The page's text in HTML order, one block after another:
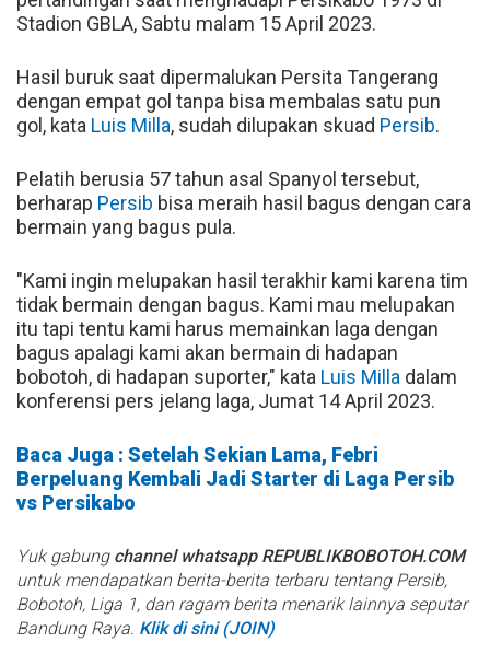
Stadion GBLA, Sabtu malam 15 April 2023.
Hasil buruk saat dipermalukan Persita Tangerang
dengan empat gol tanpa bisa membalas satu pun
gol, kata Luis Milla, sudah dilupakan skuad Persib.
Pelatih berusia 57 tahun asal Spanyol tersebut,
berharap Persib bisa meraih hasil bagus dengan cara
bermain yang bagus pula.
"Kami ingin melupakan hasil terakhir kami karena tim
tidak bermain dengan bagus. Kami mau melupakan
itu tapi tentu kami harus memainkan laga dengan
bagus apalagi kami akan bermain di hadapan
bobotoh, di hadapan suporter," kata Luis Milla dalam
konferensi pers jelang laga, Jumat 14 April 2023.
Baca Juga : Setelah Sekian Lama, Febri
Berpeluang Kembali Jadi Starter di Laga Persib
vs Persikabo
Yuk gabung channel whatsapp REPUBLIKBOBOTOH.COM
untuk mendapatkan berita-berita terbaru tentang Persib,
Bobotoh, Liga 1, dan ragam berita menarik lainnya seputar
Bandung Raya. Klik di sini (JOIN)